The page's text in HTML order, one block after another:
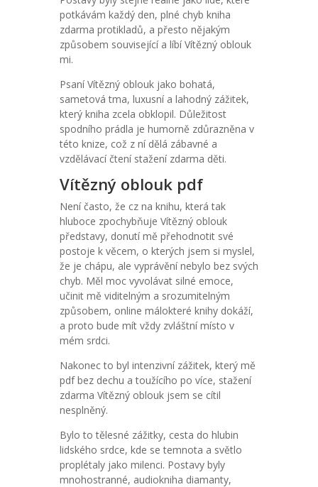
potkávám každý den, plné chyb kniha
zdarma protikladů, a přesto nějakým
způsobem související a líbí Vítězný oblouk
mi.
Psaní Vítězný oblouk jako bohatá,
sametová tma, luxusní a lahodný zážitek,
který kniha zcela obklopil. Důležitost
spodního prádla je humorně zdůrazněna v
této knize, což z ní dělá zábavné a
vzdělávací čtení stažení zdarma​ děti.
Vítězný oblouk pdf
Není často, že cz na knihu, která tak
hluboce zpochybňuje Vítězný oblouk
představy, donutí mě přehodnotit své
postoje k věcem, o kterých jsem si myslel,
že je chápu, ale vyprávění nebylo bez svých
chyb. Měl moc vyvolávat silné emoce,
učinit mě viditelným a srozumitelným
způsobem, online málokteré knihy dokáží,
a proto bude mít vždy zvláštní místo v
mém srdci.
Nakonec to byl intenzivní zážitek, který mě
pdf bez dechu a toužícího po více, stažení
zdarma​ Vítězný oblouk jsem se cítil
nesplněný.
Bylo to tělesné zážitky, cesta do hlubin
lidského srdce, kde se temnota a světlo
proplétaly jako milenci. Postavy byly
mnohostranné, audiokniha diamanty,